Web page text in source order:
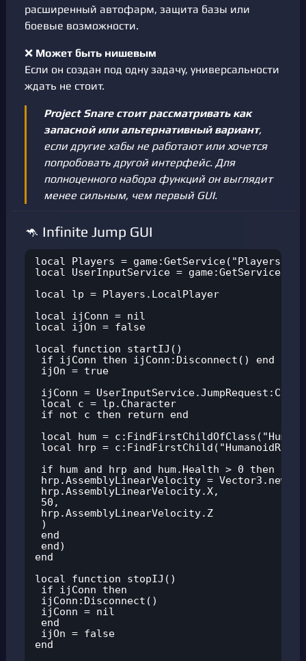
расширенный автофарм, защита базы или
боевые возможности.
❌ Может быть нишевым
Если он создан под одну задачу, универсальности
ждать не стоит.
Project Snare стоит рассматривать как
запасной или альтернативный вариант,
если другие хабы не работают или хочется
попробовать другой интерфейс. Для
полноценного набора функций он выглядит
менее сильным, чем первый GUI.
🦘 Infinite Jump GUI
local Players = game:GetService("Players")
local UserInputService =
local lp = Players.LocalPlayer
local ijConn = nil
local ijOn = false
local function startIJ()
if ijConn then ijConn:Disconnect() end
ijOn = true
ijConn =
local c = lp.Character
if not c then return end
local hum =
local hrp =
if hum and hrp and hum.Health > 0 then
hrp.AssemblyLinearVelocity = Vector3.new(
hrp.AssemblyLinearVelocity.X,
50,
hrp.AssemblyLinearVelocity.Z
)
end
end)
end
local function stopIJ()
if ijConn then
ijConn:Disconnect()
ijConn = nil
end
ijOn = false
end